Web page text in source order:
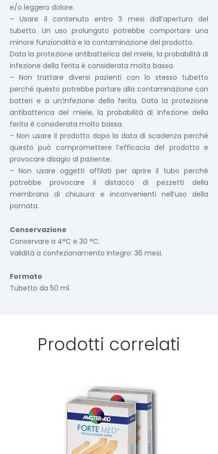
e/o leggero dolore.
– Usare il contenuto entro 3 mesi dall’apertura del
tubetto. Un uso prolungato potrebbe comportare una
minore funzionalità e la contaminazione del prodotto.
Data la protezione antibatterica del miele, la probabilità di
infezione della ferita è considerata molto bassa.
– Non trattare diversi pazienti con lo stesso tubetto
perché questo potrebbe portare alla contaminazione con
batteri e a un’infezione della ferita. Data la protezione
antibatterica del miele, la probabilità di infezione della
ferita è considerata molto bassa.
– Non usare il prodotto dopo la data di scadenza perché
questo può compromettere l’efficacia del prodotto e
provocare disagio al paziente.
– Non usare oggetti affilati per aprire il tubo perché
potrebbe provocare il distacco di pezzetti della
membrana di chiusura e inconvenienti nell’uso della
pomata.
Conservazione
Conservare a 4°C e 30 °C.
Validità a confezionamento integro: 36 mesi.
Formato
Tubetto da 50 ml.
Prodotti correlati